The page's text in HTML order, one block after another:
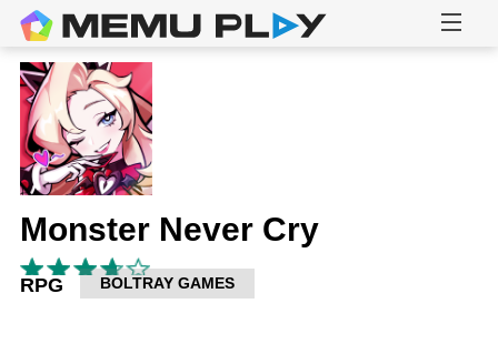
Monster Never Cry
RPG BOLTRAY GAMES